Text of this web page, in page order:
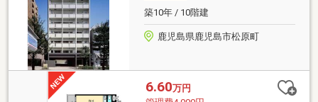
築10年 / 10階建
鹿児島県鹿児島市松原町
6.60万円